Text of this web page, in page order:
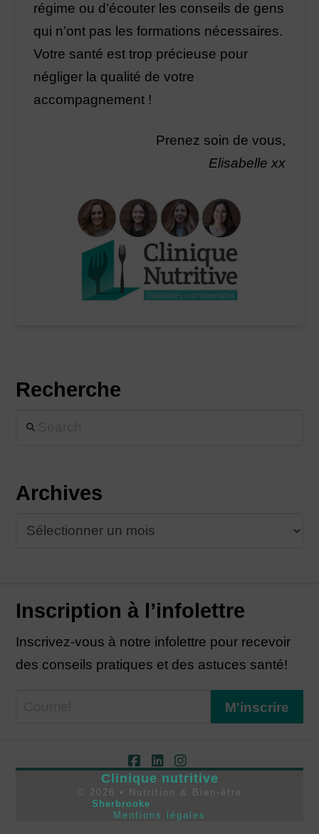
régime ou d’écouter les conseils de gens
qui n’ont pas les formations nécessaires.
Votre santé est trop précieuse pour
négliger la qualité de votre
accompagnement !
Prenez soin de vous,
Elisabelle xx
Recherche
Search
Archives
Archives
Inscription à l’infolettre
Inscrivez-vous à notre infolettre pour recevoir
des conseils pratiques et des astuces santé!
Facebook
LinkedIn
Instagram
Clinique nutritive
© 2026
• Nutrition & Bien-être
Sherbrooke
Mentions légales